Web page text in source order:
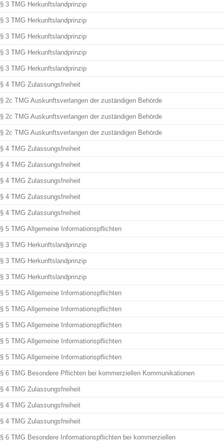
§ 3 TMG Herkunftslandprinzip
§ 3 TMG Herkunftslandprinzip
§ 3 TMG Herkunftslandprinzip
§ 3 TMG Herkunftslandprinzip
§ 3 TMG Herkunftslandprinzip
§ 4 TMG Zulassungsfreiheit
§ 2c TMG Auskunftsverlangen der zuständigen Behörde
§ 2c TMG Auskunftsverlangen der zuständigen Behörde
§ 2c TMG Auskunftsverlangen der zuständigen Behörde
§ 4 TMG Zulassungsfreiheit
§ 4 TMG Zulassungsfreiheit
§ 4 TMG Zulassungsfreiheit
§ 4 TMG Zulassungsfreiheit
§ 4 TMG Zulassungsfreiheit
§ 5 TMG Allgemeine Informationspflichten
§ 3 TMG Herkunftslandprinzip
§ 3 TMG Herkunftslandprinzip
§ 3 TMG Herkunftslandprinzip
§ 5 TMG Allgemeine Informationspflichten
§ 5 TMG Allgemeine Informationspflichten
§ 5 TMG Allgemeine Informationspflichten
§ 5 TMG Allgemeine Informationspflichten
§ 5 TMG Allgemeine Informationspflichten
§ 6 TMG Besondere Pflichten bei kommerziellen Kommunikationen
§ 4 TMG Zulassungsfreiheit
§ 4 TMG Zulassungsfreiheit
§ 4 TMG Zulassungsfreiheit
§ 6 TMG Besondere Informationspflichten bei kommerziellen